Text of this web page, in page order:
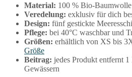
Material: 100 % Bio-
Veredelung: exklusiv für dich
Design: fünf gestickte
Pflege: bei 40°C waschbar und
Größen: erhältlich von XS bis
Größe
Beitrag: jedes Produkt entfernt
Gewässern